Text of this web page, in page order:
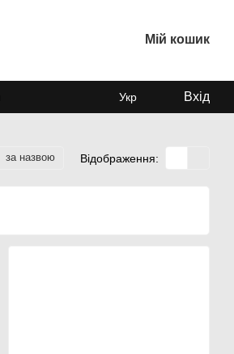
Мій кошик
Укр Вхід
за назвою Відображення: